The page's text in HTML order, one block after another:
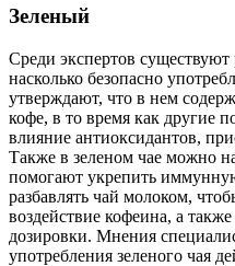
Зеленый
Среди экспертов
насколько безопасно
утверждают, что в нем
кофе, в то время как другие
влияние антиоксидантов,
Также в зеленом чае можно
помогают укрепить
разбавлять чай молоком,
воздействие кофеина, а
дозировки. Мнения
употребления зеленого чая